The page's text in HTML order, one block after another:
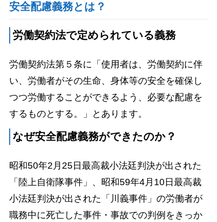
安全配慮義務とは？
労働契約法で定められている義務
労働契約法第５条に「使用者は、労働契約に伴
い、労働者がその生命、身体等の安全を確保し
つつ労働することができるよう、必要な配慮を
するものとする。」とあります。
なぜ安全配慮義務ができたのか？
昭和50年2月25日最高裁小法廷判決が出された
「陸上自衛隊事件」、昭和59年4月10日最高裁
小法廷判決が出された「川義事件」の労働者が
職務中に死亡した事件・事故での判例をきっか